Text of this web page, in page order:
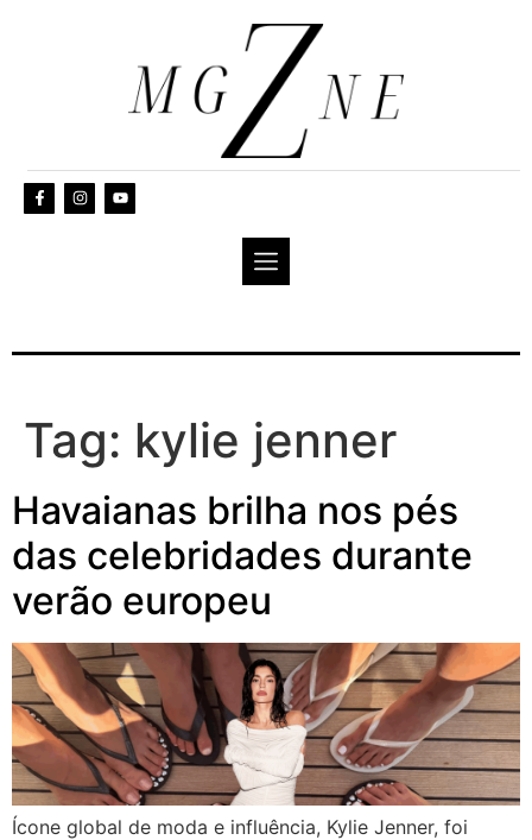
Tag: kylie jenner
Havaianas brilha nos pés
das celebridades durante
verão europeu
Ícone global de moda e influência, Kylie Jenner, foi